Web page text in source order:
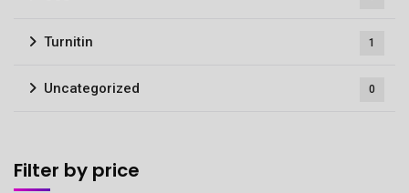
Turnitin 1
Uncategorized 0
Filter by price